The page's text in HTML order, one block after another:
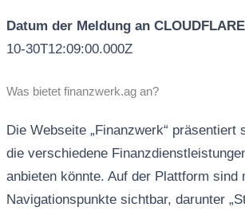
Datum der Meldung an
10-30T12:09:00.000Z
Was bietet finanzwerk.ag an?
Die Webseite „Finanzwerk“ präsentiert
die verschiedene
anbieten könnte. Auf der Plattform sind
Navigationspunkte sichtbar, darunter